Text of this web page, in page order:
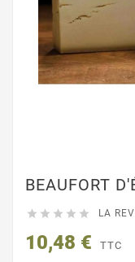
BEAUFORT
     LA
10,48 € TTC